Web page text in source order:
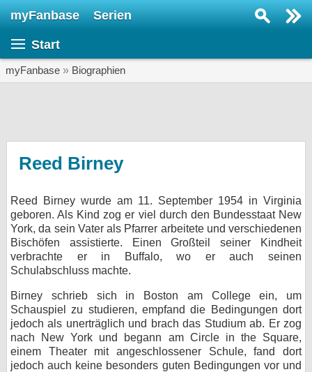
myFanbase Serien
Start
myFanbase » Biographien
Reed Birney
Reed Birney wurde am 11. September 1954 in Virginia
geboren. Als Kind zog er viel durch den Bundesstaat New
York, da sein Vater als Pfarrer arbeitete und verschiedenen
Bischöfen assistierte. Einen Großteil seiner Kindheit
verbrachte er in Buffalo, wo er auch seinen
Schulabschluss machte.
Birney schrieb sich in Boston am College ein, um
Schauspiel zu studieren, empfand die Bedingungen dort
jedoch als unerträglich und brach das Studium ab. Er zog
nach New York und begann am Circle in the Square,
einem Theater mit angeschlossener Schule, fand dort
jedoch auch keine besonders guten Bedingungen vor und
KULTUR
Specials
SERVICE
Forum
bei Facebook